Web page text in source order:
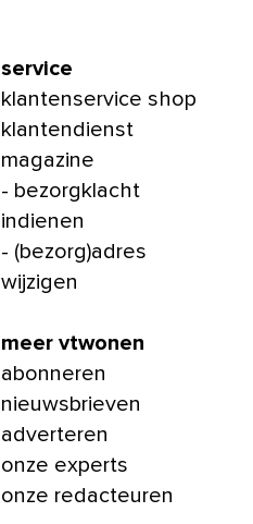
service
klantenservice shop
klantendienst
magazine
- bezorgklacht
indienen
- (bezorg)adres
wijzigen
meer vtwonen
abonneren
nieuwsbrieven
adverteren
onze experts
onze redacteuren